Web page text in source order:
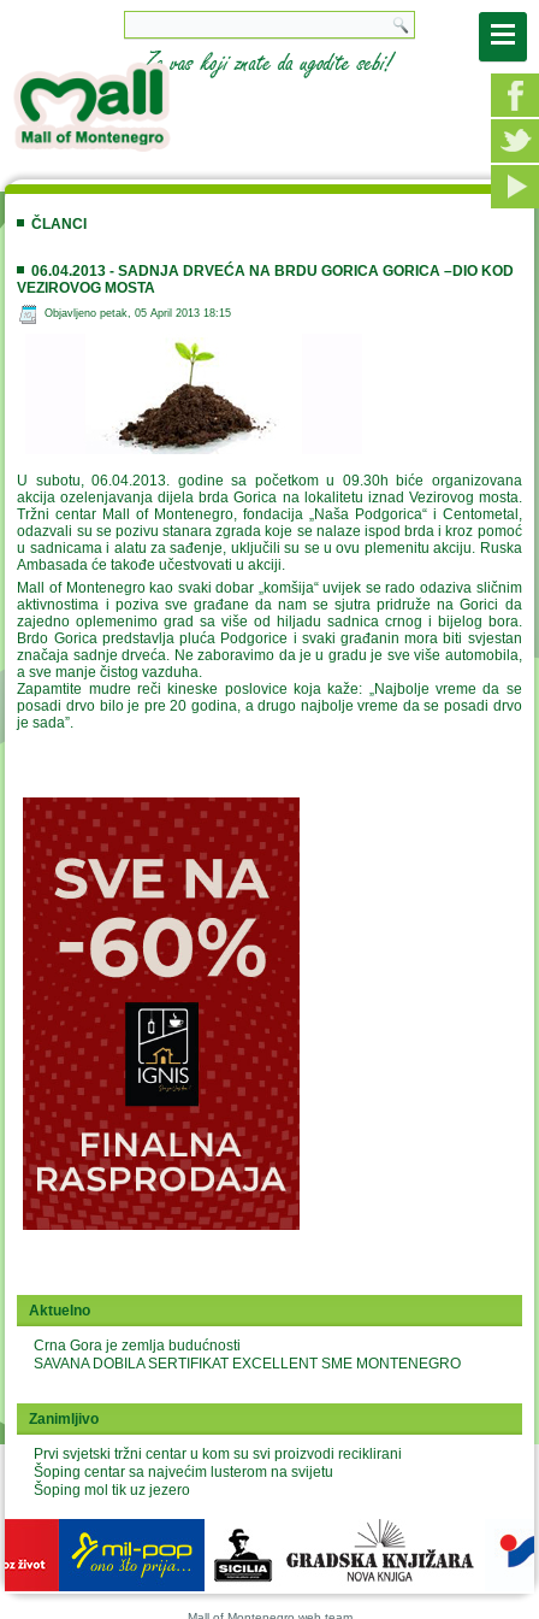
ČLANCI
06.04.2013 - SADNJA DRVEĆA NA BRDU GORICA GORICA –DIO KOD
VEZIROVOG MOSTA
Objavljeno petak, 05 April 2013 18:15
U subotu, 06.04.2013. godine sa početkom u 09.30h biće organizovana
akcija ozelenjavanja dijela brda Gorica na lokalitetu iznad Vezirovog mosta.
Tržni centar Mall of Montenegro, fondacija „Naša Podgorica“ i Centometal,
odazvali su se pozivu stanara zgrada koje se nalaze ispod brda i kroz pomoć
u sadnicama i alatu za sađenje, uključili su se u ovu plemenitu akciju. Ruska
Ambasada će takođe učestvovati u akciji.
Mall of Montenegro kao svaki dobar „komšija“ uvijek se rado odaziva sličnim
aktivnostima i poziva sve građane da nam se sjutra pridruže na Gorici da
zajedno oplemenimo grad sa više od hiljadu sadnica crnog i bijelog bora.
Brdo Gorica predstavlja pluća Podgorice i svaki građanin mora biti svjestan
značaja sadnje drveća. Ne zaboravimo da je u gradu je sve više automobila,
a sve manje čistog vazduha.
Zapamtite mudre reči kineske poslovice koja kaže: „Najbolje vreme da se
posadi drvo bilo je pre 20 godina, a drugo najbolje vreme da se posadi drvo
je sada”.
Aktuelno
Crna Gora je zemlja budućnosti
SAVANA DOBILA SERTIFIKAT EXCELLENT SME MONTENEGRO
Zanimljivo
Prvi svjetski tržni centar u kom su svi proizvodi reciklirani
Šoping centar sa najvećim lusterom na svijetu
Šoping mol tik uz jezero